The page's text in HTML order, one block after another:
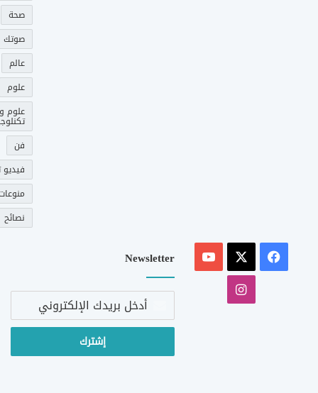
صحة
عالم
علوم
علوم و
فن
فيديو
نصائح
فيسبوك
‫YouTube
انستقرام
Newsletter
أدخل
الإلكتروني